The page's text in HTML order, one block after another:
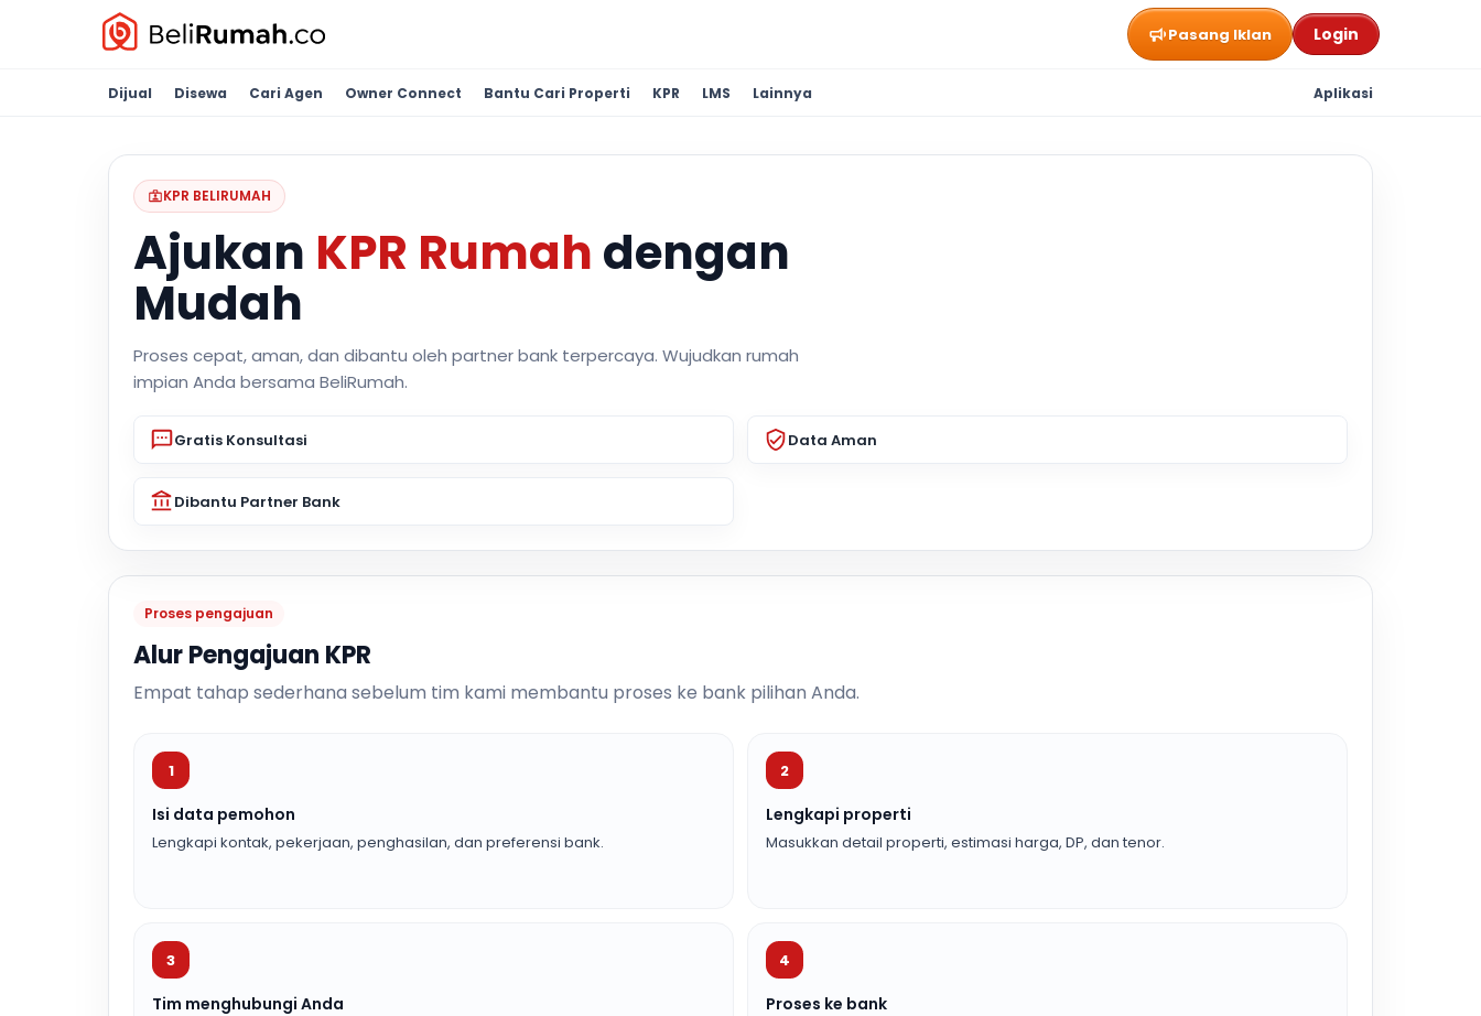
Pasang Iklan Login
Dijual Disewa Cari Agen Owner Connect Bantu Cari Properti KPR LMS Lainnya Aplikasi
KPR BELIRUMAH
Ajukan KPR Rumah dengan
Mudah
Proses cepat, aman, dan dibantu oleh partner bank terpercaya. Wujudkan rumah
impian Anda bersama BeliRumah.
Gratis Konsultasi Data Aman
Dibantu Partner Bank
Proses pengajuan
Alur Pengajuan KPR
Empat tahap sederhana sebelum tim kami membantu proses ke bank pilihan Anda.
1
Isi data pemohon
Lengkapi kontak, pekerjaan, penghasilan, dan preferensi bank.
2
Lengkapi properti
Masukkan detail properti, estimasi harga, DP, dan tenor.
3
Tim menghubungi Anda
4
Proses ke bank